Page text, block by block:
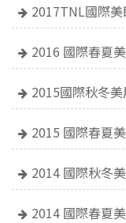
2017TNL國際美
2016 國際春夏
2015國際秋冬
2015 國際春夏
2014 國際秋冬
2014 國際春夏